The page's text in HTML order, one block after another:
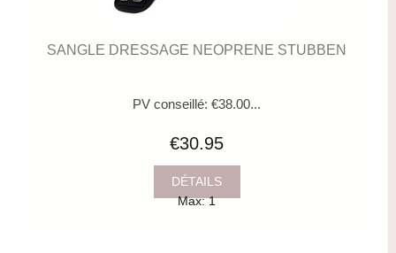
SANGLE DRESSAGE NEOPRENE STUBBEN
PV conseillé: €38.00...
€30.95
DÉTAILS
Max: 1